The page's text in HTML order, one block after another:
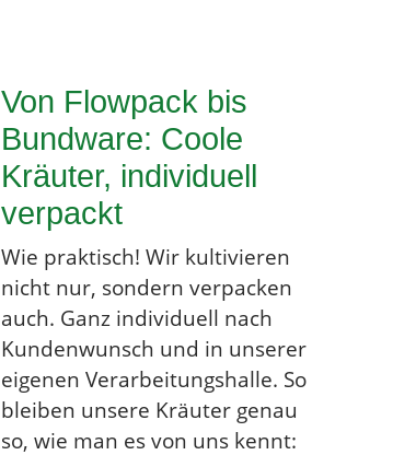
Von Flowpack bis
Bundware: Coole
Kräuter, individuell
verpackt
Wie praktisch! Wir kultivieren
nicht nur, sondern verpacken
auch. Ganz individuell nach
Kundenwunsch und in unserer
eigenen Verarbeitungshalle. So
bleiben unsere Kräuter genau
so, wie man es von uns kennt: